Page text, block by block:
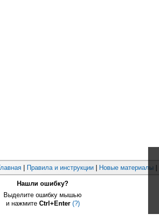
| Правила и инструкции| Новые материалы|
Нашли ошибку?
Выделите ошибку мышью
и нажмите Ctrl+Enter (?)